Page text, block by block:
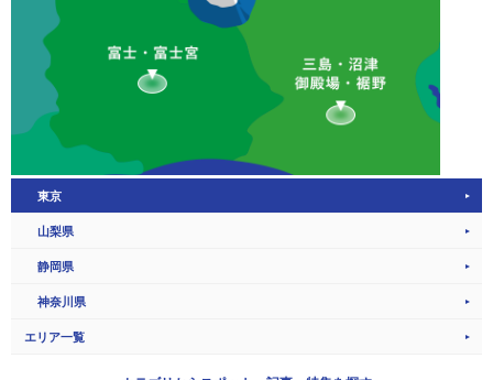
東京
山梨県
静岡県
神奈川県
エリア一覧